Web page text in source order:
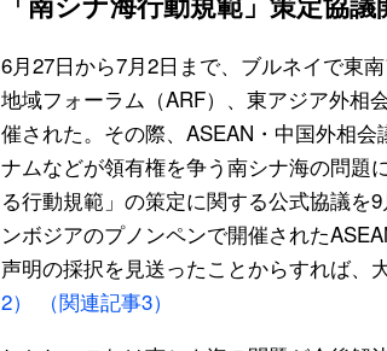
6月27日から7月2日まで、ブルネイで東
地域フォーラム（ARF）、東アジア外相
催された。その際、ASEAN・中国外相
ナムなどが領有権を争う南シナ海の問題
る行動規範」の策定に関する公式協議を
ンボジアのプノンペンで開催された
声明の採択を見送ったことからすれば、
2）
（関連記事3）